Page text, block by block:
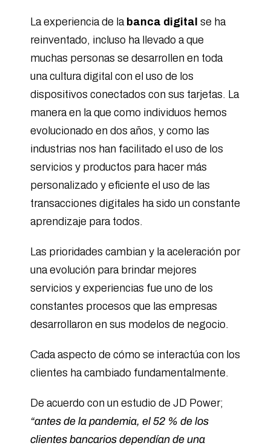
La experiencia de la banca digital se ha
reinventado, incluso ha llevado a que
muchas personas se desarrollen en toda
una cultura digital con el uso de los
dispositivos conectados con sus tarjetas. La
manera en la que como individuos hemos
evolucionado en dos años, y como las
industrias nos han facilitado el uso de los
servicios y productos para hacer más
personalizado y eficiente el uso de las
transacciones digitales ha sido un constante
aprendizaje para todos.
Las prioridades cambian y la aceleración por
una evolución para brindar mejores
servicios y experiencias fue uno de los
constantes procesos que las empresas
desarrollaron en sus modelos de negocio.
Cada aspecto de cómo se interactúa con los
clientes ha cambiado fundamentalmente.
De acuerdo con un estudio de JD Power;
“antes de la pandemia, el 52 % de los
clientes bancarios dependían de una